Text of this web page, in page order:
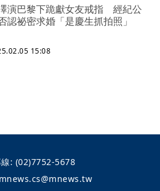
演巴黎下跪獻女友戒指 經紀公
認祕密求婚「是慶生抓拍照」
15:08
: (02)7752-5678
mnews.cs@mnews.tw